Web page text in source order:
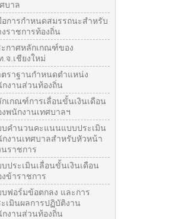
บาล
อการกำหนดสมรรถนะสำหรับ
ราชการท้องถิ่น
กาศหลักเกณฑ์ของ
.จ.เชียงใหม่
ตราฐานกำหนดตำแหน่ง
งานส่วนท้องถิ่น
เกณฑ์การเลื่อนขั้นเงินเดือน
พนักงานเทศบาลฯ
บคำนวนคะแนนแบบประเมิน
งานเทศบาลสำหรับหัวหน้า
นราชการ
ประเมินเลื่อนขั้นเงินเดือน
ข้าราชการ
บฟอร์มข้อตกลง และการ
เมินผลการปฏิบัติงาน
งานส่วนท้องถิ่น